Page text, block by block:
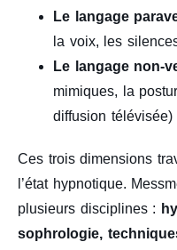
Le langage
la voix, les
Le langage non-
mimiques, la
diffusion télévisée)
Ces trois dimensions
l’état hypnotique.
plusieurs disciplines :
sophrologie,